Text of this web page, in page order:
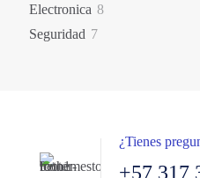
Electronica 88
Seguridad 77
¿Tienes
+57 317